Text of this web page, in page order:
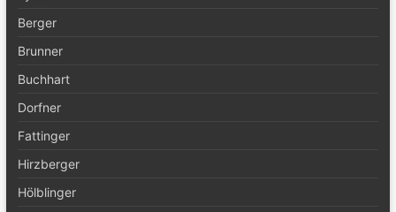
Berger
Brunner
Buchhart
Dorfner
Fattinger
Hirzberger
Hölblinger